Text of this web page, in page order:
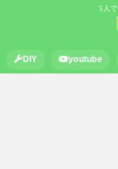
1人
DIY youtube